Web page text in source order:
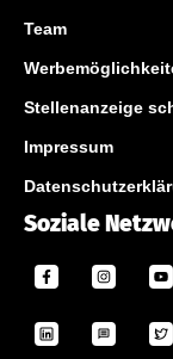
Team
Stellenanzeige
Impressum
Soziale